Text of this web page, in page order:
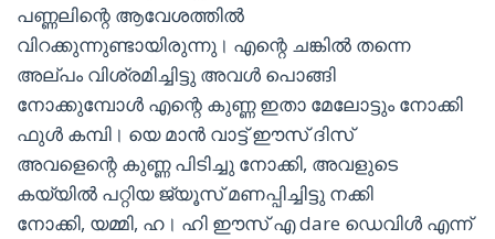
പണ്ണലിന്റെ ആവേശത്തിൽ
വിറക്കുന്നുണ്ടായിരുന്നു। എന്റെ ചങ്കിൽ തന്നെ
അല്പം വിശ്രമിച്ചിട്ടു അവൾ പൊങ്ങി
നോക്കുമ്പോൾ എന്റെ കുണ്ണ ഇതാ മേലോട്ടും നോക്കി
ഫുൾ കമ്പി। യെ മാൻ വാട്ട് ഈസ് ദിസ്
അവളെന്റെ കുണ്ണ പിടിച്ചു നോക്കി, അവളുടെ
കയ്യിൽ പറ്റിയ ജ്യൂസ് മണപ്പിച്ചിട്ടു നക്കി
നോക്കി, യമ്മി, ഹ। ഹി ഈസ് എ dare ഡെവിൾ എന്ന്